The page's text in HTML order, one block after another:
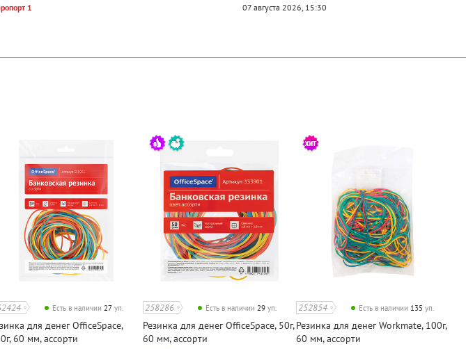
1
07 августа 2026, 15:30
Есть в наличии 27 уп.
для денег OfficeSpace,
60 мм, ассорти
258286 Есть в наличии 29 уп.
Резинка для денег OfficeSpace, 50г,
60 мм, ассорти
252854 Есть в наличии 135 уп.
Резинка для денег Workmate, 100г,
60 мм, ассорти